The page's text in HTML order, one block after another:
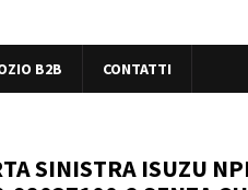
B2B CONTATTI
SINISTRA ISUZU